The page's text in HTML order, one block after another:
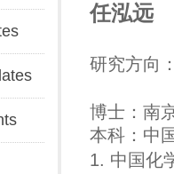
任泓远
研究方向
博士：南
本科：中
1. 中国化